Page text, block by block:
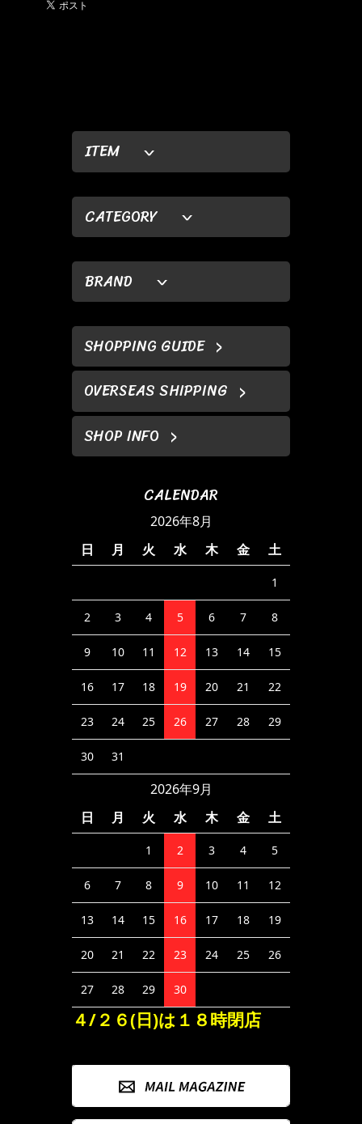
ITEM
CATEGORY
BRAND
SHOPPING GUIDE
OVERSEAS SHIPPING
SHOP INFO
CALENDAR
2026年8月
日
月 火 水 木 金 土
1
2 3 4 5 6 7 8
9 10 11 12 13 14 15
16 17 18 19 20 21 22
23 24 25 26 27 28 29
30 31
2026年9月
日
月 火 水 木 金 土
1 2 3 4 5
6 7 8 9 10 11 12
13 14 15 16 17 18 19
20 21 22 23 24 25 26
27 28 29 30
４/２６(日)は１８時閉店